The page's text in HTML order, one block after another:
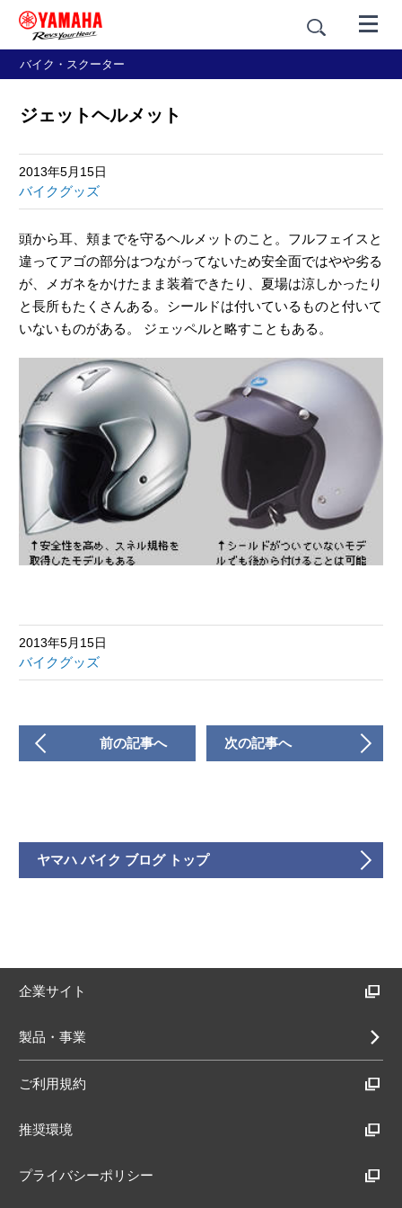
バイク・スクーター
ジェットヘルメット
2013年5月15日
バイクグッズ
頭から耳、頬までを守るヘルメットのこと。フルフェイスと
違ってアゴの部分はつながってないため安全面ではやや劣る
が、メガネをかけたまま装着できたり、夏場は涼しかったり
と長所もたくさんある。シールドは付いているものと付いて
いないものがある。 ジェッペルと略すこともある。
2013年5月15日
バイクグッズ
前の記事へ 次の記事へ
ヤマハ バイク ブログ トップ
企業サイト
製品・事業
ご利用規約
推奨環境
プライバシーポリシー